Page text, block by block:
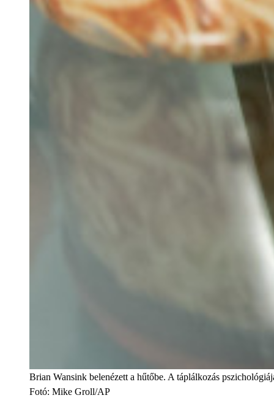
Brian Wansink belenézett a hűtőbe. A táplálkozás
Fotó: Mike Groll/AP